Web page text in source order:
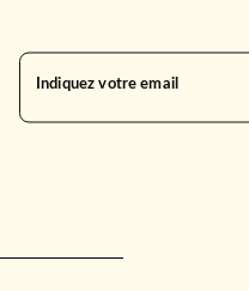
Indiquez votre email